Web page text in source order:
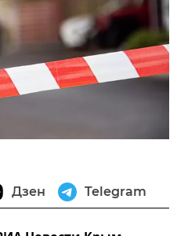
Дзен Telegram